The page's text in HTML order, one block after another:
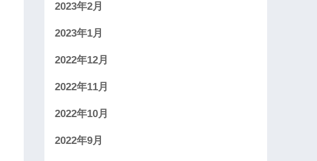
2023年2月
2023年1月
2022年12月
2022年11月
2022年10月
2022年9月